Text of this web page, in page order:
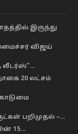
இருந்து
விஜய்
லீடர்ஸ்”…
20 லட்சம்
பறிமுதல் –…
15…